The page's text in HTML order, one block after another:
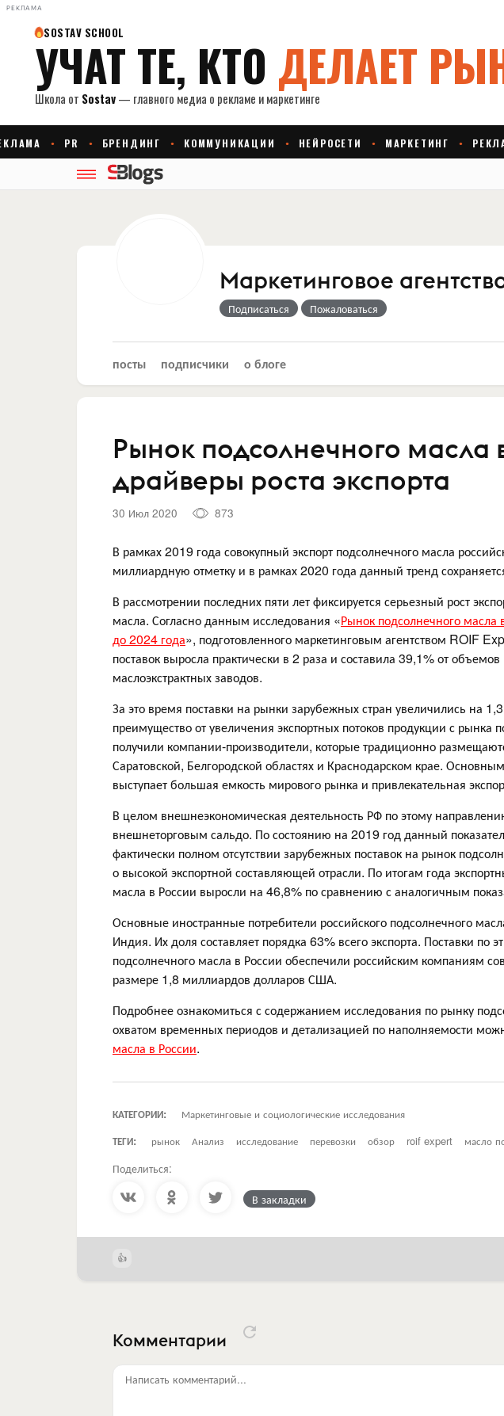
РЕКЛАМА
Маркетинговое
Подписаться Пожаловаться
посты подписчики о блоге
Рынок подсолнечного масла
драйверы роста экспорта
30 Июл 2020 873
В рамках 2019 года совокупный экспорт подсолнечного масла
миллиардную отметку и в рамках 2020 года данный тренд
В рассмотрении последних пяти лет фиксируется серьезный рост
масла. Согласно данным исследования «Рынок подсолнечного масла
до 2024 года», подготовленного маркетинговым агентством ROIF
поставок выросла практически в 2 раза и составила 39,1% от
маслоэкстрактных заводов.
За это время поставки на рынки зарубежных стран увеличились на
преимущество от увеличения экспортных потоков продукции с рынка
получили компании-производители, которые традиционно
Саратовской, Белгородской областях и Краснодарском крае.
выступает большая емкость мирового рынка и привлекательная
В целом внешнеэкономическая деятельность РФ по этому
внешнеторговым сальдо. По состоянию на 2019 год данный
фактически полном отсутствии зарубежных поставок на рынок
о высокой экспортной составляющей отрасли. По итогам года
масла в России выросли на 46,8% по сравнению с аналогичным
Основные иностранные потребители российского подсолнечного
Индия. Их доля составляет порядка 63% всего экспорта. Поставки по
подсолнечного масла в России обеспечили российским компаниям
размере 1,8 миллиардов долларов США.
Подробнее ознакомиться с содержанием исследования по рынку
охватом временных периодов и детализацией по наполняемости
масла в России.
КАТЕГОРИИ:
Маркетинговые и социологические исследования
ТЕГИ:
рынок Анализ исследование перевозки обзор roif expert масло
Поделиться:
В закладки
Комментарии
Написать комментарий...